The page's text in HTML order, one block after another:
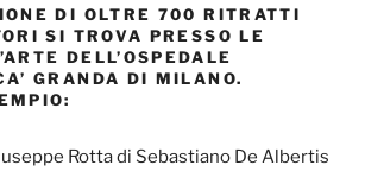
DI OLTRE 700 RITRATTI
SI TROVA PRESSO LE
DELL’OSPEDALE
GRANDA DI MILANO.
Rotta di Sebastiano De Albertis